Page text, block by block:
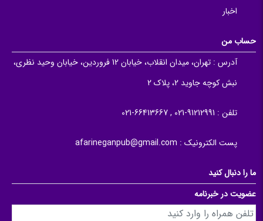
اخبار
حساب من
آدرس :
تهران، میدان انقلاب، خیابان 12 فروردین، خیابان وحید نظری،
نبش کوچه جاوید 2، پلاک 2
تلفن : 91212991-021 , 66413667-021
پست الکترونیک : afarineganpub@gmail.com
ما را دنبال کنید
عضویت در خبرنامه